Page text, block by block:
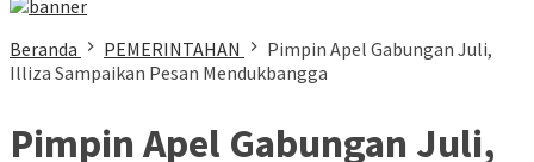
Beranda PEMERINTAHAN
Pimpin Apel Gabungan Juli,
Illiza Sampaikan Pesan Mendukbangga
Pimpin Apel Gabungan Juli,